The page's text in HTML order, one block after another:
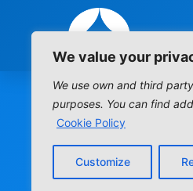
We value your
We use own and third
purposes. You can find
Cookie Policy
Customize